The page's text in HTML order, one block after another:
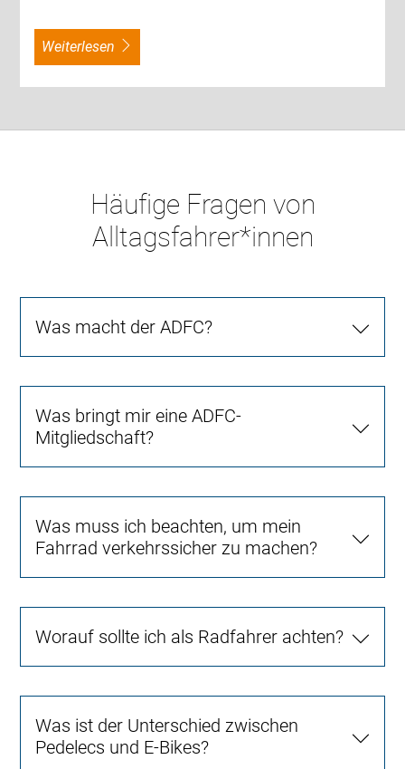
weiterlesen
Häufige Fragen von
Alltagsfahrer*innen
Was macht der ADFC?
Was bringt mir eine ADFC-
Mitgliedschaft?
Was muss ich beachten, um mein
Fahrrad verkehrssicher zu machen?
Worauf sollte ich als Radfahrer achten?
Was ist der Unterschied zwischen
Pedelecs und E-Bikes?